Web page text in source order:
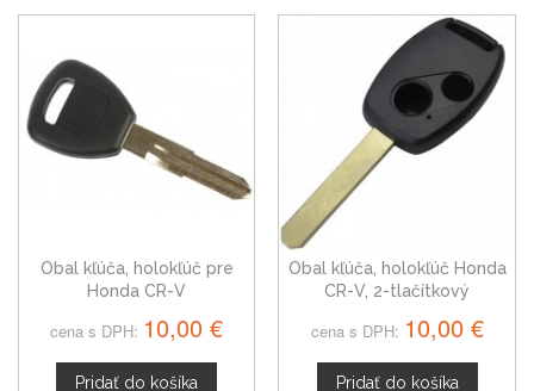
Obal kľúča, holokľúč pre
Honda CR-V
cena s DPH: 10,00 €
Pridať do košíka
Obal kľúča, holokľúč Honda
CR-V, 2-tlačítkový
cena s DPH: 10,00 €
Pridať do košíka